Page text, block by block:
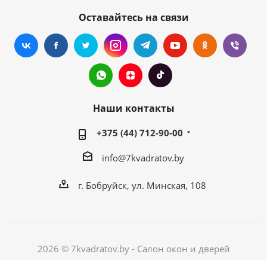
Оставайтесь на связи
Наши контакты
+375 (44) 712-90-00
info@7kvadratov.by
г. Бобруйск, ул. Минская, 108
2026 © 7kvadratov.by - Салон окон и дверей